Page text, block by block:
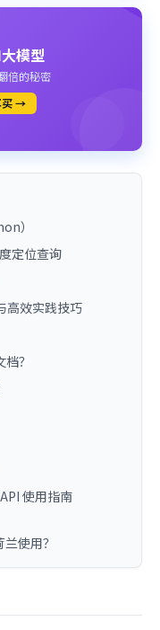
模型
倍的秘密
买 →
）
定位查询
高效实践技巧
？
使用指南
使用？